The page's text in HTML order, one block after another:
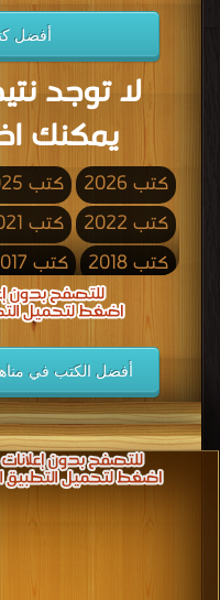
أفضل
لا توجد
يمكنك
كتب 2026 كتب 2025
كتب 2022
كتب 2021
كتب 2018
كتب 2017
كتب 2013
كتب 2010
كتب 2009
كتب 2006
كتب 2005
كتب 2002
كتب 2001
كتب 1998
كتب 1997
كتب 1994
كتب 1993
أفضل الكتب في